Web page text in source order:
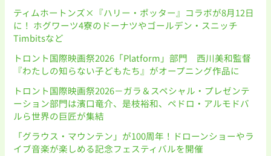
ティムホートンズ×『ハリー・ポッター』コラボが8月12日
に！ ホグワーツ4寮のドーナツやゴールデン・スニッチ
Timbitsなど
トロント国際映画祭2026「Platform」部門 西川美和監督
『わたしの知らない子どもたち』がオープニング作品に
トロント国際映画祭2026－ガラ＆スペシャル・プレゼンテ
ーション部門は濱口竜介、是枝裕和、ペドロ・アルモドバ
ルら世界の巨匠が集結
「グラウス・マウンテン」が100周年！ドローンショーやラ
イブ音楽が楽しめる記念フェスティバルを開催